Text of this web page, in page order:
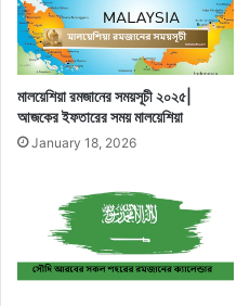
মালয়েশিয়া রমজানের সময়সূচী ২০২৫|
আজকের ইফতারের সময় মালয়েশিয়া
January 18, 2026